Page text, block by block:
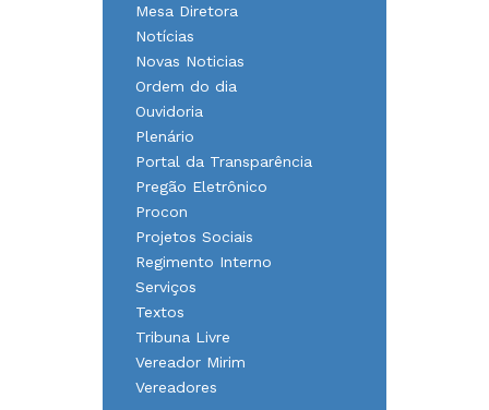
Mesa Diretora
Notícias
Novas Noticias
Ordem do dia
Ouvidoria
Plenário
Portal da Transparência
Pregão Eletrônico
Procon
Projetos Sociais
Regimento Interno
Serviços
Textos
Tribuna Livre
Vereador Mirim
Vereadores